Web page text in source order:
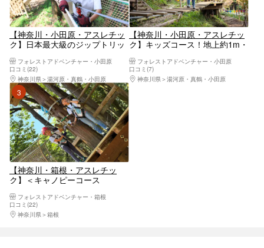
【神奈川・小田原・アスレチッ
ク】日本最大級のジップトリッ
て13本のジップラインを楽しも
う！
フォレストアドベンチャー・小田原
口コミ(22)
神奈川県
湯河原・真鶴・小田原
【神奈川・小田原・アスレチッ
ク】キッズコース！地上約1m・
る フォレストアドベンチャー・小田原
口コミ(7)
神奈川県
湯河原・真鶴・小田原
3位
【神奈川・箱根・アスレチッ
ク】＜キャノピーコース
子様がいるご家族や、短時間で
楽しみたい方におすすめ！（約
60分）
フォレストアドベンチャー・箱根
口コミ(22)
神奈川県
箱根